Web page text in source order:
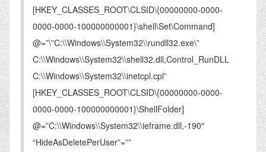
[HKEY_CLASSES_ROOT\CLSID\{00000000-0000-
0000-0000-100000000001}\shell\Set\Command]
@=”\”C:\\Windows\\System32\\rundll32.exe\”
C:\\Windows\\System32\\shell32.dll,Control_RunDLL
C:\\Windows\\System32\\inetcpl.cpl”
[HKEY_CLASSES_ROOT\CLSID\{00000000-0000-
0000-0000-100000000001}\ShellFolder]
@=”C:\\Windows\\System32\\ieframe.dll,-190″
“HideAsDeletePerUser”=””